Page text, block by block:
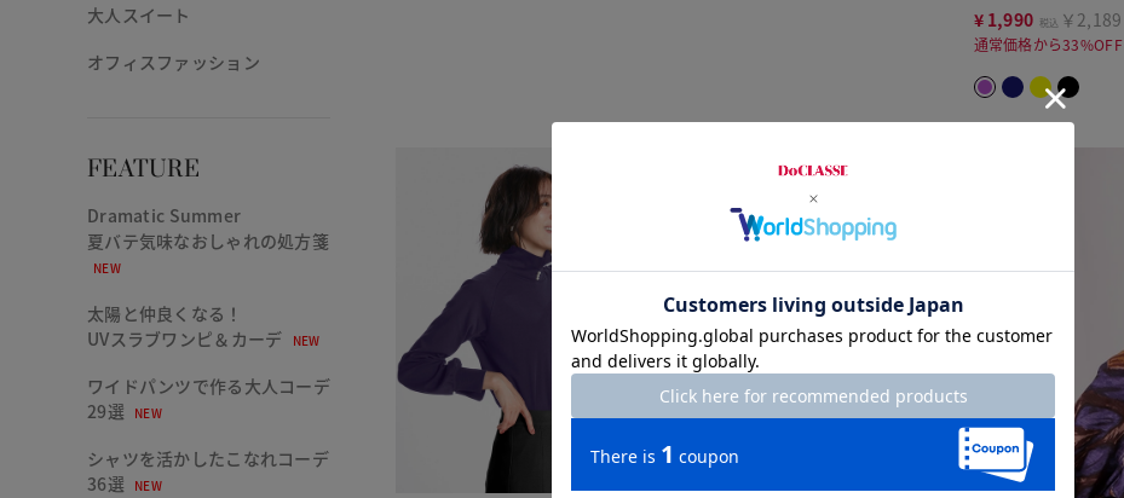
大人スイート
オフィスファッション
FEATURE
Dramatic Summer
夏バテ気味なおしゃれの処方箋
NEW
太陽と仲良くなる！
UVスラブワンピ＆カーデ
NEW
ワイドパンツで作る大人コーデ
29選
NEW
シャツを活かしたこなれコーデ
36選
NEW
¥ 1,990 税込 ￥2,189
通常価格から33%OFF